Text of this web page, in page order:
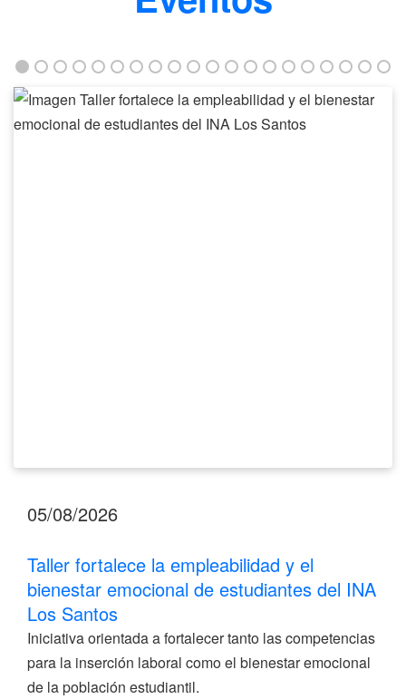
Taller
fortalece
05/08/2026
Taller fortalece la empleabilidad y el
bienestar emocional de estudiantes del INA
Los Santos
Iniciativa orientada a fortalecer tanto las competencias
para la inserción laboral como el bienestar emocional
de la población estudiantil.